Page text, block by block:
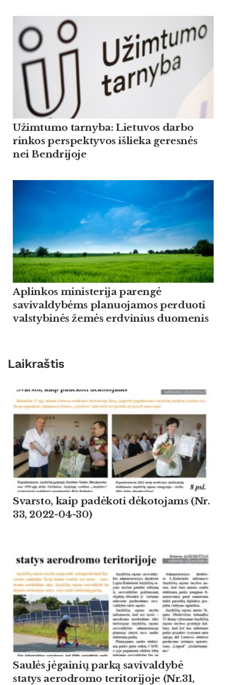
Užimtumo tarnyba: Lietuvos darbo
rinkos perspektyvos išlieka geresnės
nei Bendrijoje
Aplinkos ministerija parengė
savivaldybėms planuojamos perduoti
valstybinės žemės erdvinius duomenis
Laikraštis
Svarsto, kaip padėkoti dėkotojams (Nr.
33, 2022-04-30)
Saulės jėgainių parką savivaldybė
statys aerodromo teritorijoje (Nr.31,